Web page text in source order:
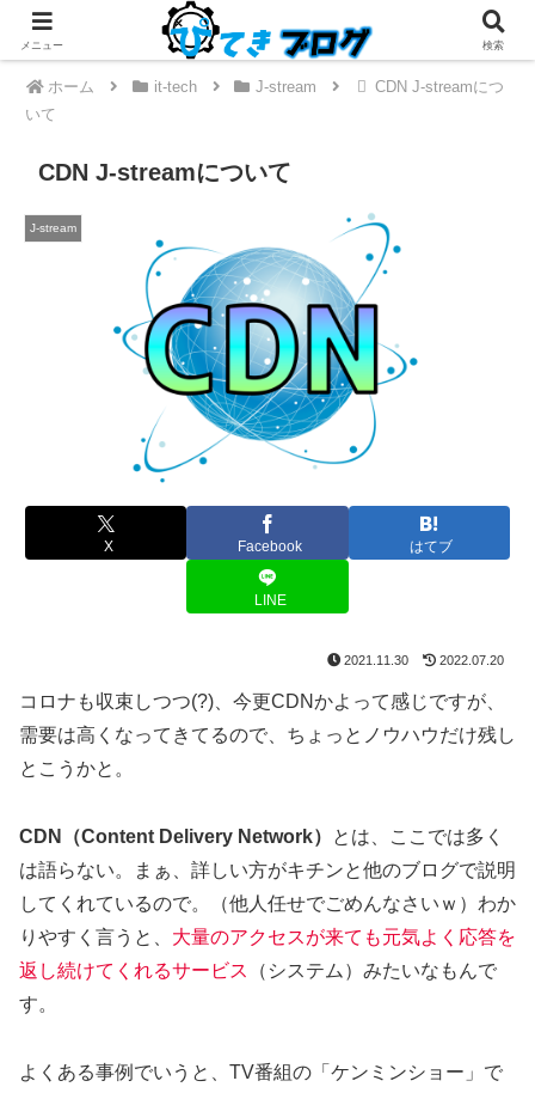
ホーム it-tech J-stream
CDN J-streamにつ
いて
CDN J-streamについて
J-stream
X Facebook はてブ
LINE
2021.11.30 2022.07.20
コロナも収束しつつ(?)、今更CDNかよって感じですが、
需要は高くなってきてるので、ちょっとノウハウだけ残し
とこうかと。
CDN（Content Delivery Network）
とは、ここでは多く
は語らない。まぁ、詳しい方がキチンと他のブログで説明
してくれているので。（他人任せでごめんなさいｗ）わか
りやすく言うと、 大量のアクセスが来ても元気よく応答を
返し続けてくれるサービス
（システム）みたいなもんで
す。
よくある事例でいうと、TV番組の「ケンミンショー」で
メニュー 検索